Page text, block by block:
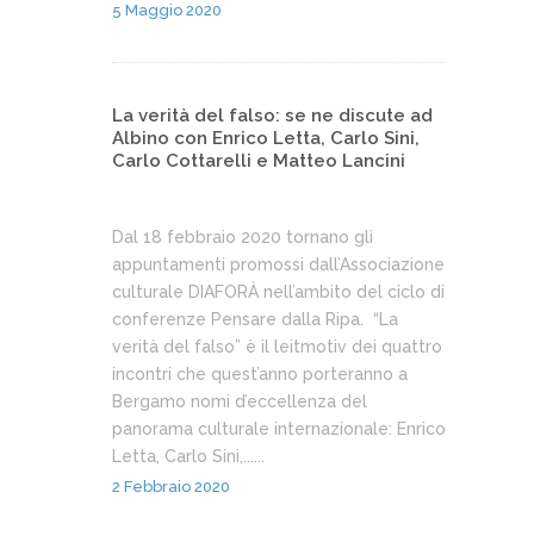
5 Maggio 2020
La verità del falso: se ne discute ad
Albino con Enrico Letta, Carlo Sini,
Carlo Cottarelli e Matteo Lancini
Dal 18 febbraio 2020 tornano gli
appuntamenti promossi dall’Associazione
culturale DIAFORÀ nell’ambito del ciclo di
conferenze Pensare dalla Ripa. “La
verità del falso” è il leitmotiv dei quattro
incontri che quest’anno porteranno a
Bergamo nomi d’eccellenza del
panorama culturale internazionale: Enrico
Letta, Carlo Sini,......
2 Febbraio 2020